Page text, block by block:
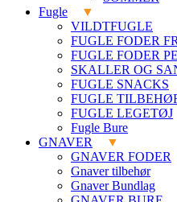
Fugle
VILDTFUGLE
FUGLE FODER
FUGLE FODER
SKALLER OG
FUGLE SNACKS
FUGLE
FUGLE LEGETØJ
Fugle Bure
GNAVER
GNAVER FODER
Gnaver tilbehør
Gnaver Bundlag